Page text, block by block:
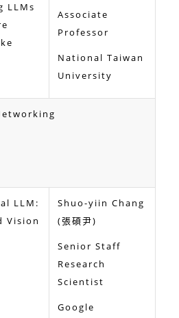
LLMs
Associate
Professor
National Taiwan
University
LLM:
Vision
Shuo-yiin Chang
(張碩尹)
Senior Staff
Research
Scientist
Google